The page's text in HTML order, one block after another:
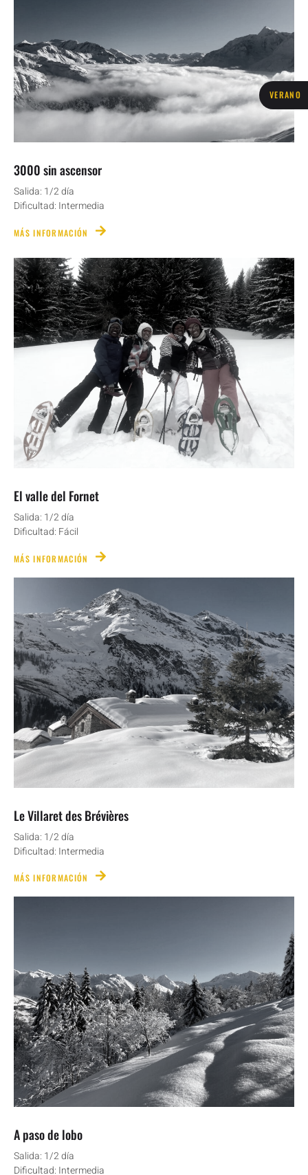
VERANO
3000 sin ascensor
Salida: 1/2 día
Dificultad: Intermedia
MÁS INFORMACIÓN
El valle del Fornet
Salida: 1/2 día
Dificultad: Fácil
MÁS INFORMACIÓN
Le Villaret des Brévières
Salida: 1/2 día
Dificultad: Intermedia
MÁS INFORMACIÓN
A paso de lobo
Salida: 1/2 día
Dificultad: Intermedia